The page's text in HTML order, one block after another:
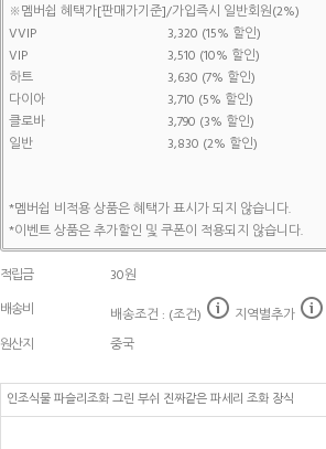
※멤버쉽 혜택가[판매가기준]/가입즉시 일반회원(2%)
VVIP
3,320 (15% 할인)
VIP
3,510 (10% 할인)
하트
3,630 (7% 할인)
다이아
3,710 (5% 할인)
클로바
3,790 (3% 할인)
일반
3,830 (2% 할인)
*멤버쉽 비적용 상품은 혜택가 표시가 되지 않습니다.
*이벤트 상품은 추가할인 및 쿠폰이 적용되지 않습니다.
적립금
30원
배송비
배송조건 : (조건)
지역별추가
원산지
중국
인조식물 파슬리조화 그린 부쉬 진짜같은 파세리 조화 장식